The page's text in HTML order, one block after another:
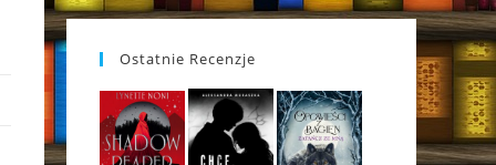
Ostatnie Recenzje